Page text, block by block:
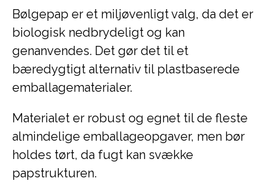
Bølgepap er et miljøvenligt valg, da det er
biologisk nedbrydeligt og kan
genanvendes. Det gør det til et
bæredygtigt alternativ til plastbaserede
emballagematerialer.
Materialet er robust og egnet til de fleste
almindelige emballageopgaver, men bør
holdes tørt, da fugt kan svække
papstrukturen.